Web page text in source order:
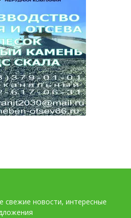
свежие новости, интересные